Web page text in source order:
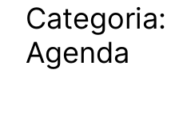
Categoria:
Agenda